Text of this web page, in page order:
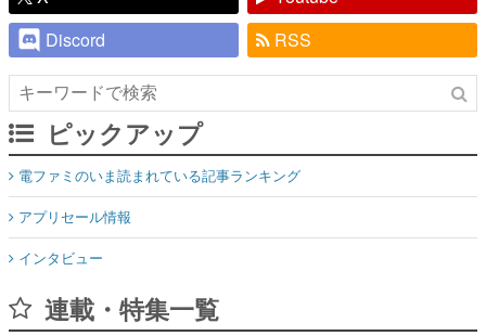
Discord
RSS
ピックアップ
電ファミのいま読まれている記事ランキング
アプリセール情報
インタビュー
連載・特集一覧